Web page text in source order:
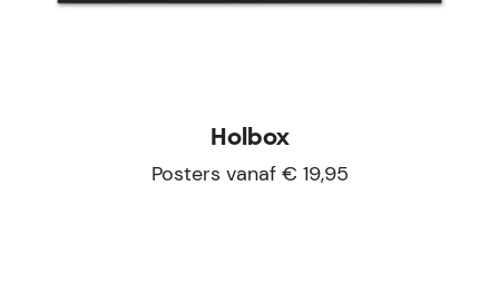
Holbox
Posters vanaf € 19,95